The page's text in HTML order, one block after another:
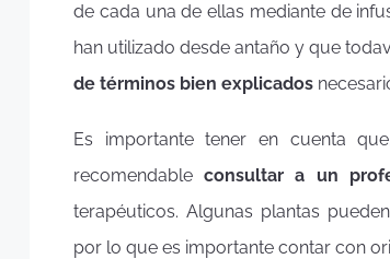
de cada una de ellas mediante de
han utilizado desde antaño y que
de términos bien explicados
Es importante tener en cuenta
recomendableconsultar a un
terapéuticos. Algunas plantas
por lo que es importante contar con